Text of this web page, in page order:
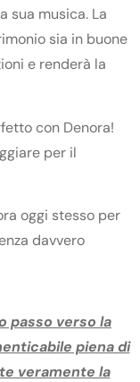
sua musica. La
sia in buone
e renderà la
con Denora!
per il
oggi stesso per
davvero
passo verso la
piena di
veramente la